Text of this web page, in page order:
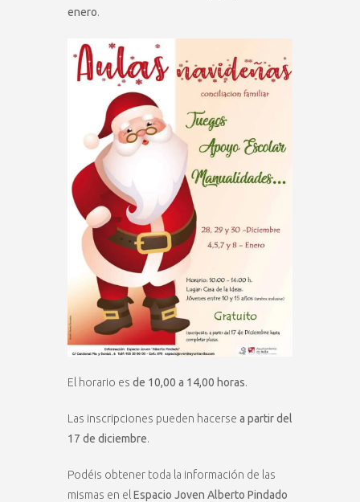
enero.
El horario es de 10,00 a 14,00 horas.
Las inscripciones pueden hacerse a partir del
17 de diciembre.
Podéis obtener toda la información de las
mismas en elEspacio Joven Alberto Pindado